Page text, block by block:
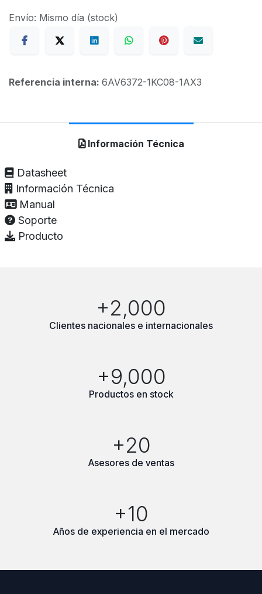
Envío: Mismo día (stock)
Referencia interna: 6AV6372-1KC08-1AX3
Información Técnica
Datasheet
Información Técnica
Manual
Soporte
Producto
+2,000
Clientes nacionales e internacionales
+9,000
Productos en stock
+20
Asesores de ventas
+10
Años de experiencia en el mercado